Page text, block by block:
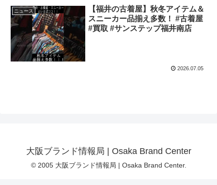
ニュース
【福井の古着屋】秋冬アイテム＆
スニーカー品揃え多数！ #古着屋
#買取 #サンステップ福井南店
2026.07.05
大阪ブランド情報局 | Osaka Brand Center
© 2005 大阪ブランド情報局 | Osaka Brand Center.